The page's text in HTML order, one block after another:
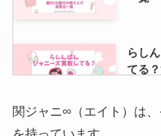
らし
てる
関ジャニ∞（エイト）は